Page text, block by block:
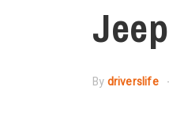
Bydriverslife